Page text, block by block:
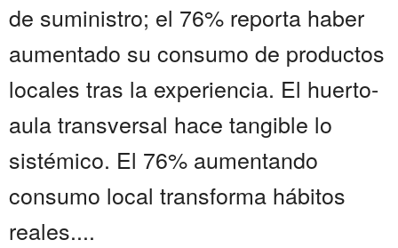
de suministro; el 76% reporta haber
aumentado su consumo de productos
locales tras la experiencia. El huerto-
aula transversal hace tangible lo
sistémico. El 76% aumentando
consumo local transforma hábitos
reales....